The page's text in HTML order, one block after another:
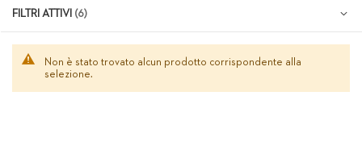
Non è stato trovato alcun prodotto corrispondente alla
selezione.
FILTRI ATTIVI